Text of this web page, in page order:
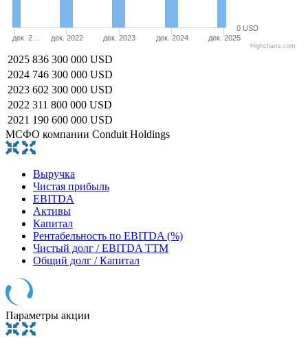
дек. 2… дек. 2022 дек. 2023 дек. 2024 дек. 2025
0 USD
Highcharts.com
2025 836 300 000 USD
2024 746 300 000 USD
2023 602 300 000 USD
2022 311 800 000 USD
2021 190 600 000 USD
МСФО компании Conduit Holdings
Выручка
Чистая прибыль
EBITDA
Активы
Капитал
Рентабельность по EBITDA (%)
Чистый долг / EBITDA TTM
Общий долг / Капитал
Параметры акции